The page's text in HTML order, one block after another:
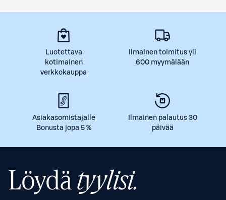
Luotettava
kotimainen
verkkokauppa
Ilmainen toimitus yli
600 myymälään
Asiakasomistajalle
Bonusta jopa 5 %
Ilmainen palautus 30
päivää
Löydätyylisi.